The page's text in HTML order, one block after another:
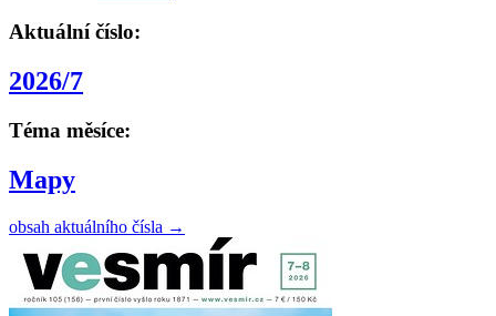
Aktuální číslo:
2026/7
Téma měsíce:
Mapy
obsah aktuálního čísla →